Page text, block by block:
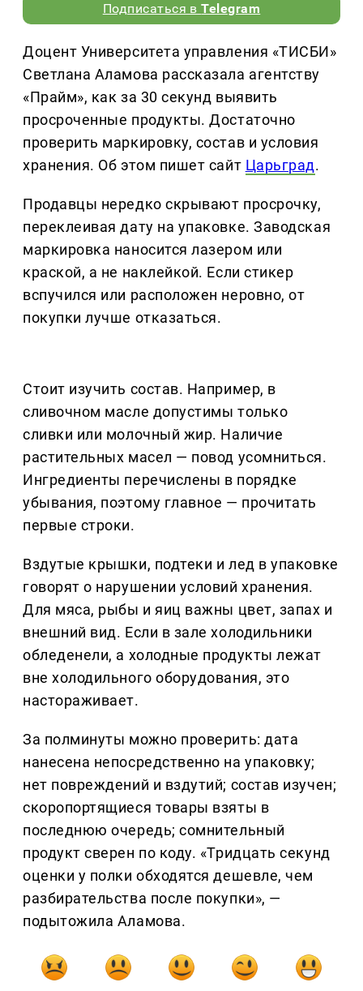
Подписаться вTelegram
Доцент Университета управления «ТИСБИ»
Светлана Аламова рассказала агентству
«Прайм», как за 30 секунд выявить
просроченные продукты. Достаточно
проверить маркировку, состав и условия
хранения. Об этом пишет сайт Царьград.
Продавцы нередко скрывают просрочку,
переклеивая дату на упаковке. Заводская
маркировка наносится лазером или
краской, а не наклейкой. Если стикер
вспучился или расположен неровно, от
покупки лучше отказаться.
Стоит изучить состав. Например, в
сливочном масле допустимы только
сливки или молочный жир. Наличие
растительных масел — повод усомниться.
Ингредиенты перечислены в порядке
убывания, поэтому главное — прочитать
первые строки.
Вздутые крышки, подтеки и лед в упаковке
говорят о нарушении условий хранения.
Для мяса, рыбы и яиц важны цвет, запах и
внешний вид. Если в зале холодильники
обледенели, а холодные продукты лежат
вне холодильного оборудования, это
настораживает.
За полминуты можно проверить: дата
нанесена непосредственно на упаковку;
нет повреждений и вздутий; состав изучен;
скоропортящиеся товары взяты в
последнюю очередь; сомнительный
продукт сверен по коду. «Тридцать секунд
оценки у полки обходятся дешевле, чем
разбирательства после покупки», —
подытожила Аламова.